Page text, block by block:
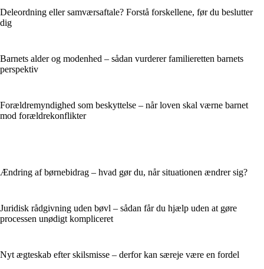
Deleordning eller samværsaftale? Forstå forskellene, før du beslutter
dig
Barnets alder og modenhed – sådan vurderer familieretten barnets
perspektiv
Forældremyndighed som beskyttelse – når loven skal værne barnet
mod forældrekonflikter
Ændring af børnebidrag – hvad gør du, når situationen ændrer sig?
Juridisk rådgivning uden bøvl – sådan får du hjælp uden at gøre
processen unødigt kompliceret
Nyt ægteskab efter skilsmisse – derfor kan særeje være en fordel